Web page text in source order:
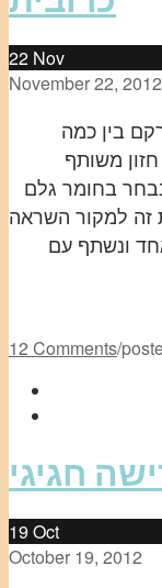
22 Nov
November 22, 2012
בין כמה
משותף
בחומר גלם
זה למקור השראה
ונשתף עם
12 Comments/
חגיגי
19 Oct
October 19, 2012